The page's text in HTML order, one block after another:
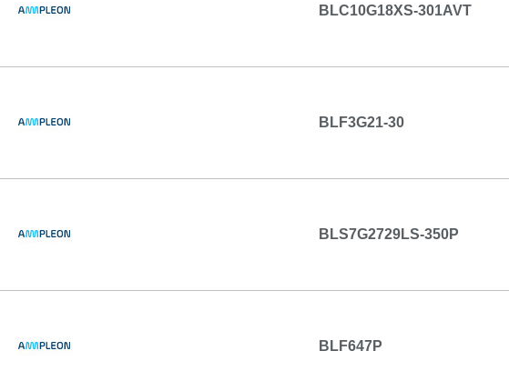
BLC10G18XS-301AVT
BLF3G21-30
BLS7G2729LS-350P
BLF647P